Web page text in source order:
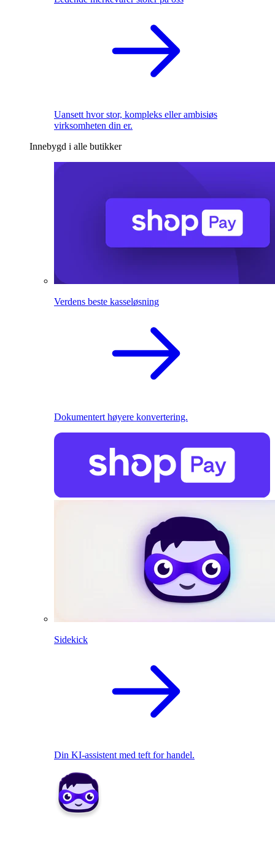
Uansett hvor stor, kompleks eller ambisiøs
virksomheten din er.
Innebygd i alle butikker
Verdens beste kasseløsning
Dokumentert høyere konvertering.
Sidekick
Din KI-assistent med teft for handel.